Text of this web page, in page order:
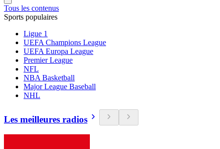
Tous les contenus
Sports populaires
Ligue 1
UEFA Champions League
UEFA Europa League
Premier League
NFL
NBA Basketball
Major League Baseball
NHL
Les meilleures radios